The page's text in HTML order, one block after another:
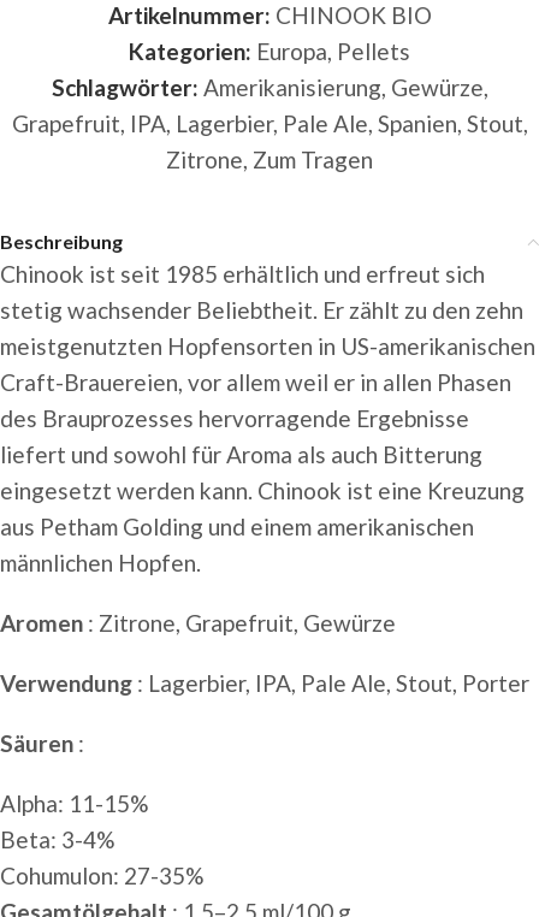
Artikelnummer: CHINOOK BIO
Kategorien: Europa, Pellets
Schlagwörter: Amerikanisierung, Gewürze,
Grapefruit, IPA, Lagerbier, Pale Ale, Spanien, Stout,
Zitrone, Zum Tragen
Beschreibung
Chinook ist seit 1985 erhältlich und erfreut sich
stetig wachsender Beliebtheit. Er zählt zu den zehn
meistgenutzten Hopfensorten in US-amerikanischen
Craft-Brauereien, vor allem weil er in allen Phasen
des Brauprozesses hervorragende Ergebnisse
liefert und sowohl für Aroma als auch Bitterung
eingesetzt werden kann. Chinook ist eine Kreuzung
aus Petham Golding und einem amerikanischen
männlichen Hopfen.
Aromen : Zitrone, Grapefruit, Gewürze
Verwendung : Lagerbier, IPA, Pale Ale, Stout, Porter
Säuren :
Alpha: 11-15%
Beta: 3-4%
Cohumulon: 27-35%